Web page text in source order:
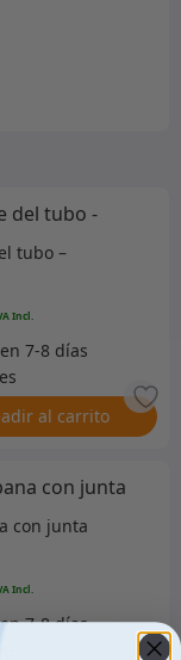
tubo –
al carrito
con junta